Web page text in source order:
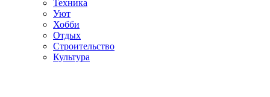
Техника
Уют
Хобби
Отдых
Строительство
Культура